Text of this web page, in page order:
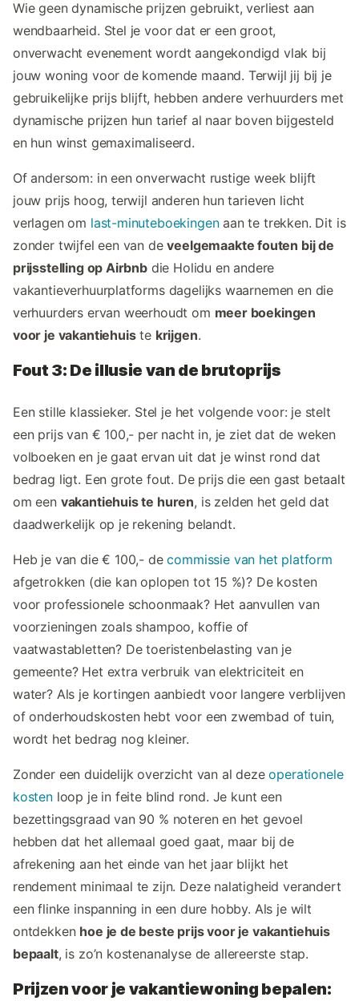
Wie geen dynamische prijzen gebruikt, verliest aan
wendbaarheid. Stel je voor dat er een groot,
onverwacht evenement wordt aangekondigd vlak bij
jouw woning voor de komende maand. Terwijl jij bij je
gebruikelijke prijs blijft, hebben andere verhuurders met
dynamische prijzen hun tarief al naar boven bijgesteld
en hun winst gemaximaliseerd.
Of andersom: in een onverwacht rustige week blijft
jouw prijs hoog, terwijl anderen hun tarieven licht
verlagen om last-minuteboekingenaan te trekken. Dit is
zonder twijfel een van deveelgemaakte fouten bij de
prijsstelling op Airbnbdie Holidu en andere
vakantieverhuurplatforms dagelijks waarnemen en die
verhuurders ervan weerhoudt om meer boekingen
voor je vakantiehuiste krijgen.
Fout 3: De illusie van de brutoprijs
Een stille klassieker. Stel je het volgende voor: je stelt
een prijs van € 100,- per nacht in, je ziet dat de weken
volboeken en je gaat ervan uit dat je winst rond dat
bedrag ligt. Een grote fout. De prijs die een gast betaalt
om een vakantiehuis te huren, is zelden het geld dat
daadwerkelijk op je rekening belandt.
Heb je van die € 100,- decommissie van het platform
afgetrokken (die kan oplopen tot 15 %)? De kosten
voor professionele schoonmaak? Het aanvullen van
voorzieningen zoals shampoo, koffie of
vaatwastabletten? De toeristenbelasting van je
gemeente? Het extra verbruik van elektriciteit en
water? Als je kortingen aanbiedt voor langere verblijven
of onderhoudskosten hebt voor een zwembad of tuin,
wordt het bedrag nog kleiner.
Zonder een duidelijk overzicht van al dezeoperationele
kostenloop je in feite blind rond. Je kunt een
bezettingsgraad van 90 % noteren en het gevoel
hebben dat het allemaal goed gaat, maar bij de
afrekening aan het einde van het jaar blijkt het
rendement minimaal te zijn. Deze nalatigheid verandert
een flinke inspanning in een dure hobby. Als je wilt
ontdekken hoe je de beste prijs voor je vakantiehuis
bepaalt, is zo’n kostenanalyse de allereerste stap.
Prijzen voor je vakantiewoning bepalen: